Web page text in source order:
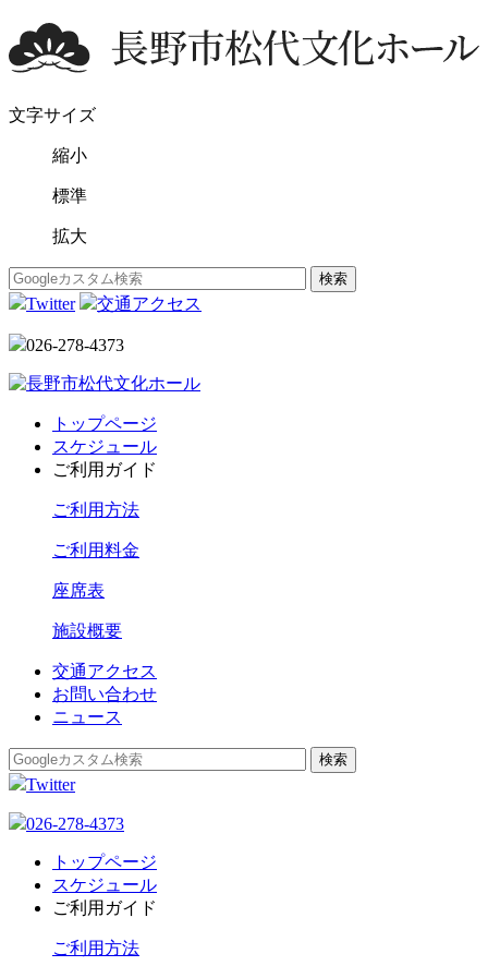
文字サイズ
縮小
標準
拡大
Twitter 交通アクセス
026-278-4373
トップページ
スケジュール
ご利用ガイド
ご利用方法
ご利用料金
座席表
施設概要
交通アクセス
お問い合わせ
ニュース
Twitter
026-278-4373
トップページ
スケジュール
ご利用ガイド
ご利用方法